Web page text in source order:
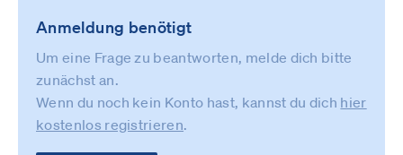
Anmeldung benötigt
Um eine Frage zu beantworten, melde dich bitte
zunächst an.
Wenn du noch kein Konto hast, kannst du dich hier
kostenlos registrieren.